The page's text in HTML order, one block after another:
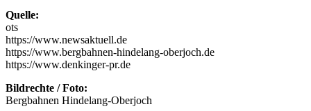
Quelle:
ots
https://www.newsaktuell.de
https://www.bergbahnen-hindelang-oberjoch.de
https://www.denkinger-pr.de
Bildrechte / Foto:
Bergbahnen Hindelang-Oberjoch